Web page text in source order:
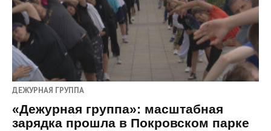
ДЕЖУРНАЯ ГРУППА
«Дежурная группа»: масштабная
зарядка прошла в Покровском парке